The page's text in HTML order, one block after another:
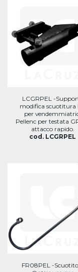
LCGRPEL -
modifica scuotitura
per
Pellenc per testata
attacco rapido.
cod. LCGRPEL
FR08PEL -